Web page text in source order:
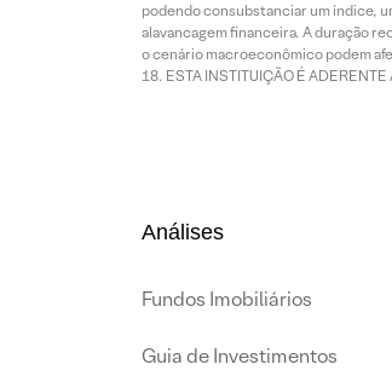
podendo consubstanciar um índice,
alavancagem financeira. A duração
o cenário macroeconômico podem
ESTA INSTITUIÇÃO É
Análises
Fundos Imobiliários
Guia de Investimentos